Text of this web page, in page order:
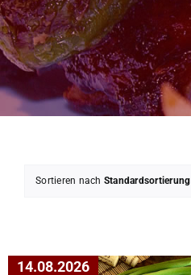
Sortieren nach Standardsortierung
14.08.2026